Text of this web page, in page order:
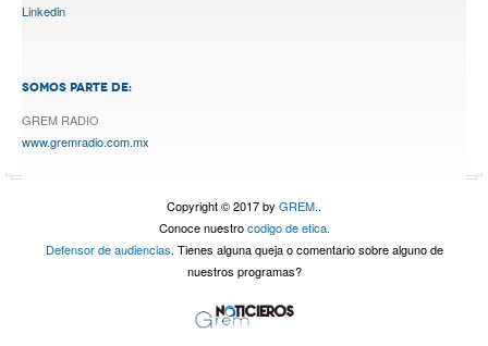
Linkedin
SOMOS PARTE DE:
GREM RADIO
www.gremradio.com.mx
Copyright © 2017 by GREM..
Conoce nuestrocodigo de etica.
Defensor de audiencias. Tienes alguna queja o comentario sobre alguno de
nuestros programas?